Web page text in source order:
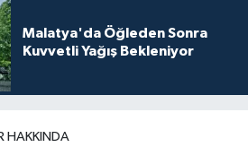
Malatya'da Öğleden Sonra
Kuvvetli Yağış Bekleniyor
HAKKINDA